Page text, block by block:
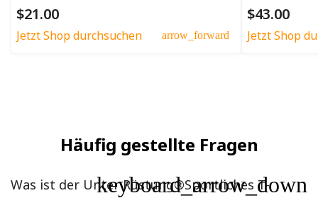
$21.00
Jetzt Shop durchsuchen arrow_forward
$43.00
Jetzt Shop
Häufig gestellte Fragen
Was ist der Unter Rüstung®Sportliches T-
keyboard_arrow_down